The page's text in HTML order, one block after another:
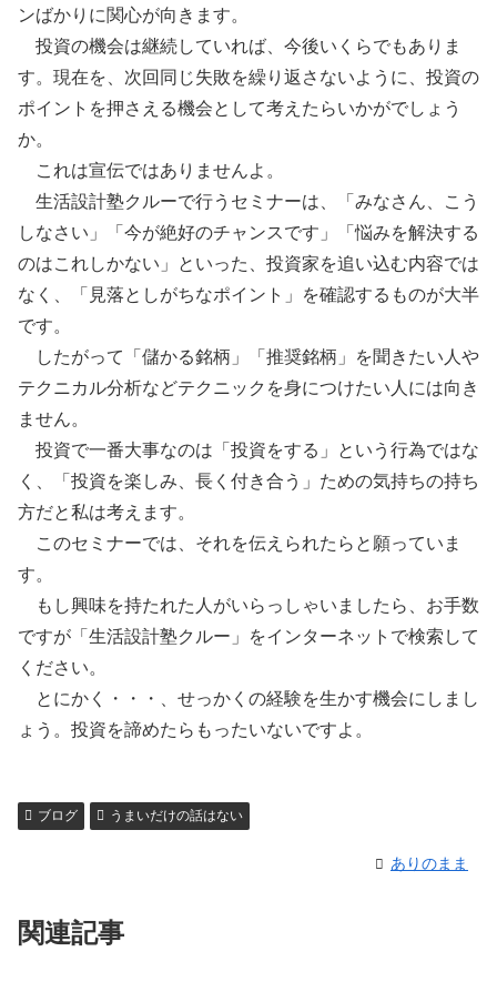
ンばかりに関心が向きます。
投資の機会は継続していれば、今後いくらでもありま
す。現在を、次回同じ失敗を繰り返さないように、投資の
ポイントを押さえる機会として考えたらいかがでしょう
か。
これは宣伝ではありませんよ。
生活設計塾クルーで行うセミナーは、「みなさん、こう
しなさい」「今が絶好のチャンスです」「悩みを解決する
のはこれしかない」といった、投資家を追い込む内容では
なく、「見落としがちなポイント」を確認するものが大半
です。
したがって「儲かる銘柄」「推奨銘柄」を聞きたい人や
テクニカル分析などテクニックを身につけたい人には向き
ません。
投資で一番大事なのは「投資をする」という行為ではな
く、「投資を楽しみ、長く付き合う」ための気持ちの持ち
方だと私は考えます。
このセミナーでは、それを伝えられたらと願っていま
す。
もし興味を持たれた人がいらっしゃいましたら、お手数
ですが「生活設計塾クルー」をインターネットで検索して
ください。
とにかく・・・、せっかくの経験を生かす機会にしまし
ょう。投資を諦めたらもったいないですよ。
ブログ うまいだけの話はない
ありのまま
関連記事